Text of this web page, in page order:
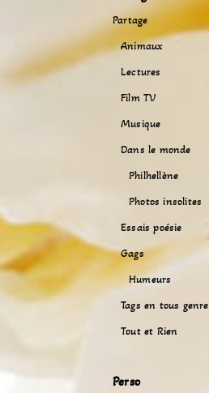
Partage
Animaux
Lectures
Film TV
Musique
Dans le monde
Philhellène
Photos insolites
Essais poésie
Gags
Humeurs
Tags en tous genre
Tout et Rien
Perso